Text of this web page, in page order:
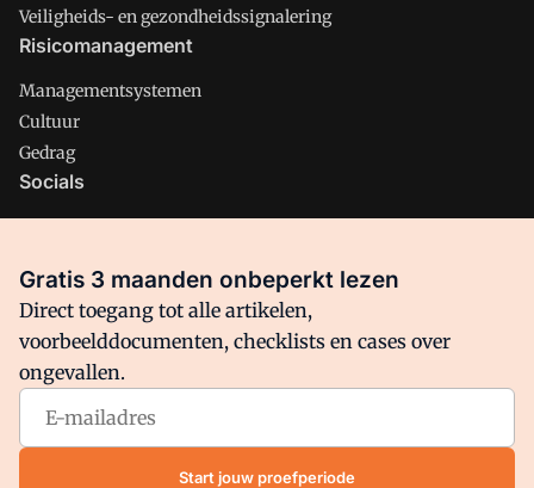
Veiligheids- en gezondheidssignalering
Risicomanagement
Managementsystemen
Cultuur
Gedrag
Socials
Facebook
Arbo is onderdeel van VMN media. Lees inons manifestwaar
VMN media voor staat. Op gebruik van deze site zijn de
volgende regelingen van toepassing:Algemene Voorwaarden
Privacy en Cookie beleid|Privacy instellingen
Gratis 3 maanden onbeperkt lezen
Direct toegang tot alle artikelen,
voorbeelddocumenten, checklists en cases over
ongevallen.
Start jouw proefperiode